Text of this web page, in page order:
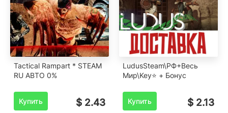
Tactical Rampart * STEAM
RU АВТО 0%
Купить $ 2.43
LudusSteam\РФ+Весь
Мир\Key⭐ + Бонус
Купить $ 2.13